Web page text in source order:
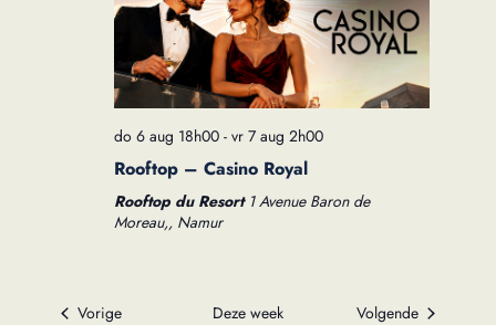
do 6 aug 18h00- vr 7 aug 2h00
Rooftop – Casino Royal
Rooftop du Resort 1 Avenue Baron de
Moreau,, Namur
Vorige Deze week Volgende